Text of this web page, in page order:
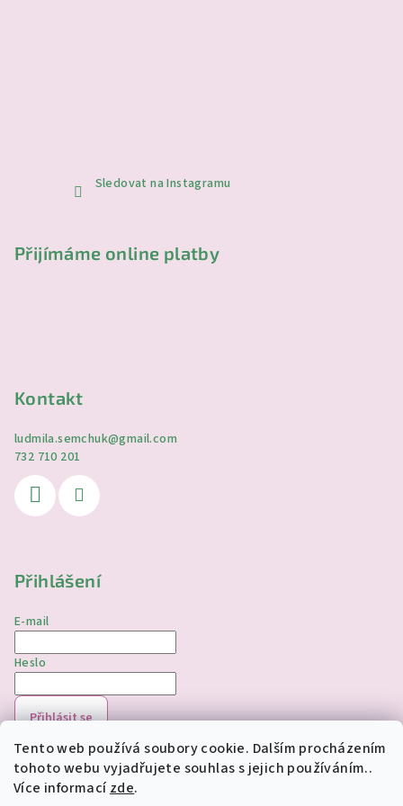
Tento web používá soubory cookie. Dalším procházením
tohoto webu vyjadřujete souhlas s jejich používáním..
Více informacízde.
Sledovat na Instagramu
Přijímáme online platby
Kontakt
ludmila.semchuk@gmail.com
732 710 201
Přihlášení
E-mail
Heslo
Přihlásit se
Nová registraceZapomenuté heslo